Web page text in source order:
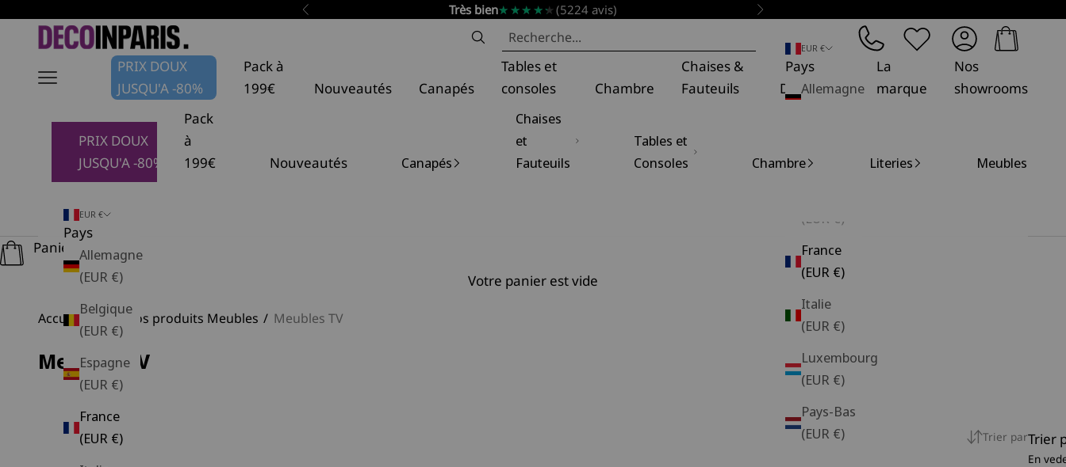
Précédent Très bien★★★★★
★★★★★ (5224 avis) Suivant
DécoInParis
EUR €
Pays
Allemagne
(EUR €)
(EUR €)
France
(EUR €)
Italie
(EUR €)
Luxembourg
(EUR €)
Pays-Bas
(EUR €)
Panier
PRIX DOUX
JUSQU'A -80%
Pack à
199€
Nouveautés Canapés
Tables et
consoles
Chambre
Chaises &
Fauteuils
Décoration
La
marque
Nos
showrooms
PRIX DOUX
JUSQU'A -80%
Pack
à
199€
Nouveautés Canapés
Chaises
et
Fauteuils
Tables et
Consoles
Chambre Literies Meubles
EUR €
Pays
Allemagne
(EUR €)
Belgique
(EUR €)
Espagne
(EUR €)
France
(EUR €)
Panier
Votre panier est vide
Accueil Tous nos produits Meubles Meubles TV
Meubles TV
Trier parTrier
En